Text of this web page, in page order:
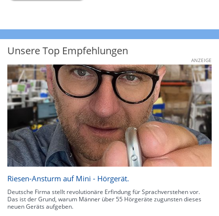
Unsere Top Empfehlungen
ANZEIGE
Riesen-Ansturm auf Mini - Hörgerät.
Deutsche Firma stellt revolutionäre Erfindung für Sprachverstehen vor.
Das ist der Grund, warum Männer über 55 Hörgeräte zugunsten dieses
neuen Geräts aufgeben.